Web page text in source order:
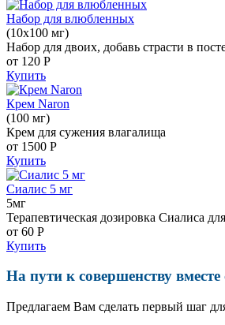
Набор для влюбленных
(10х100 мг)
Набор для двоих, добавь страсти в
от 120 Р
Купить
Крем Naron
(100 мг)
Крем для сужения влагалища
от 1500 Р
Купить
Сиалис 5 мг
5мг
Терапевтическая дозировка Сиалиса
от 60 Р
Купить
На пути к совершенству
Предлагаем Вам сделать первый шаг